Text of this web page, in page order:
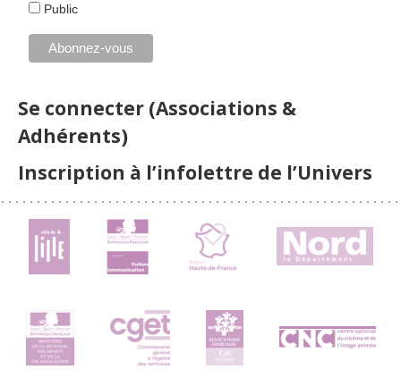
Public
Se connecter (Associations &
Adhérents)
Inscription à l’infolettre de l’Univers